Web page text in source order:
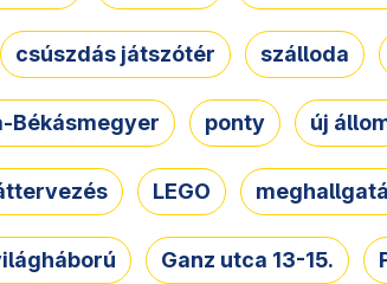
csúszdás játszótér szálloda
Békásmegyer ponty új
LEGO
Ganz utca 13-15.